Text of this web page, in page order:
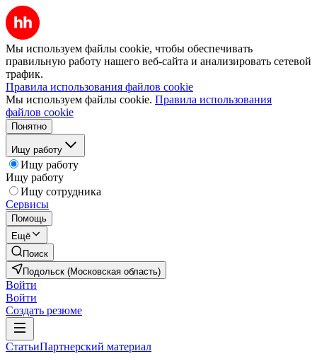
Мы используем файлы cookie, чтобы обеспечивать
правильную работу нашего веб-сайта и анализировать сетевой
трафик.
Правила использования файлов cookie
Мы используем файлы cookie. Правила использования
файлов cookie
Понятно
Ищу работу
Ищу работу
Ищу работу
Ищу сотрудника
Сервисы
Помощь
Ещё
Поиск
Подольск (Московская область)
Войти
Войти
Создать резюме
СтатьиПартнерский материал